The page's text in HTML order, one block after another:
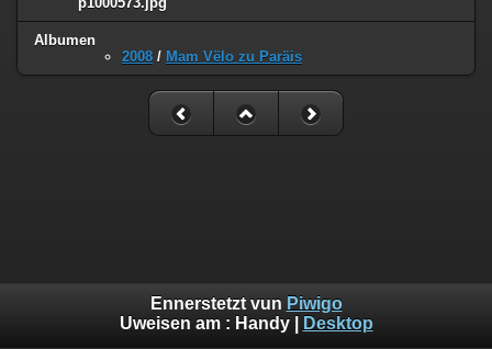
Albumen
2008 / Mam Vëlo zu Paräis
Ennerstetzt vun Piwigo
Uweisen am : Handy| Desktop